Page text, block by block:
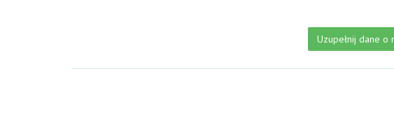
Uzupełnij dane o